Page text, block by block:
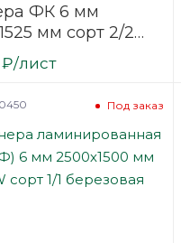
ФК 6 мм
мм сорт 2/2
₽/лист
Под заказ